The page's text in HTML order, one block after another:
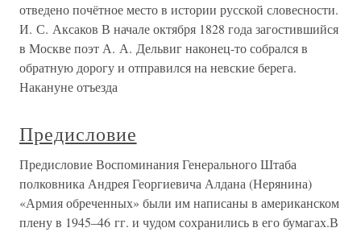
отведено почётное место в истории русской словесности.
И. С. Аксаков В начале октября 1828 года загостившийся
в Москве поэт А. А. Дельвиг наконец-то собрался в
обратную дорогу и отправился на невские берега.
Накануне отъезда
Предисловие
Предисловие Воспоминания Генерального Штаба
полковника Андрея Георгиевича Алдана (Нерянина)
«Армия обреченных» были им написаны в американском
плену в 1945–46 гг. и чудом сохранились в его бумагах.В